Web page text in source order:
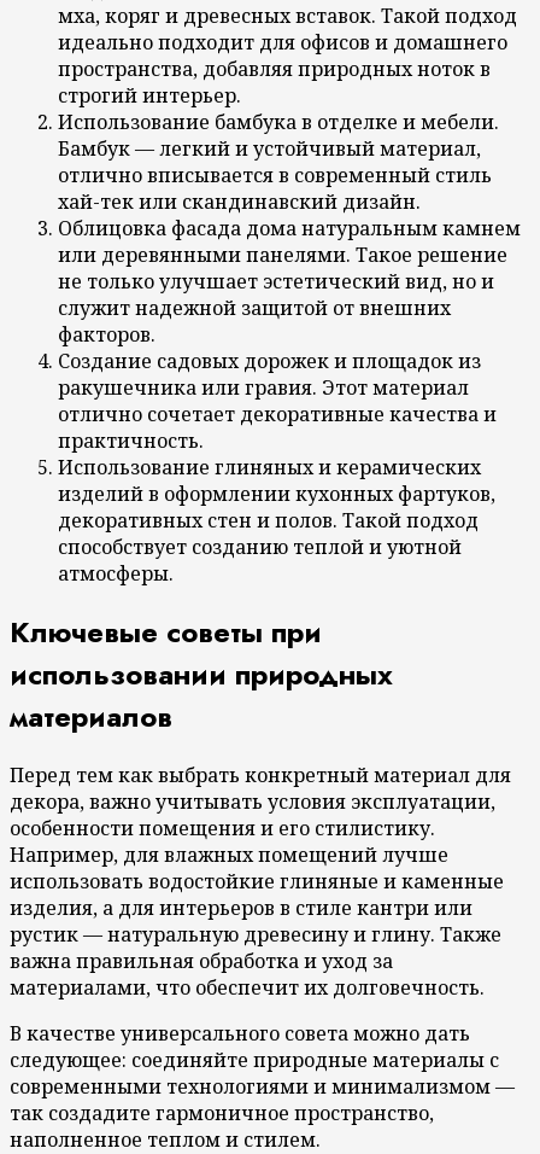
мха, коряг и древесных вставок. Такой подход
идеально подходит для офисов и домашнего
пространства, добавляя природных ноток в
строгий интерьер.
Использование бамбука в отделке и мебели.
Бамбук — легкий и устойчивый материал,
отлично вписывается в современный стиль
хай-тек или скандинавский дизайн.
Облицовка фасада дома натуральным камнем
или деревянными панелями. Такое решение
не только улучшает эстетический вид, но и
служит надежной защитой от внешних
факторов.
Создание садовых дорожек и площадок из
ракушечника или гравия. Этот материал
отлично сочетает декоративные качества и
практичность.
Использование глиняных и керамических
изделий в оформлении кухонных фартуков,
декоративных стен и полов. Такой подход
способствует созданию теплой и уютной
атмосферы.
Ключевые советы при
использовании природных
материалов
Перед тем как выбрать конкретный материал для
декора, важно учитывать условия эксплуатации,
особенности помещения и его стилистику.
Например, для влажных помещений лучше
использовать водостойкие глиняные и каменные
изделия, а для интерьеров в стиле кантри или
рустик — натуральную древесину и глину. Также
важна правильная обработка и уход за
материалами, что обеспечит их долговечность.
В качестве универсального совета можно дать
следующее: соединяйте природные материалы с
современными технологиями и минимализмом —
так создадите гармоничное пространство,
наполненное теплом и стилем.